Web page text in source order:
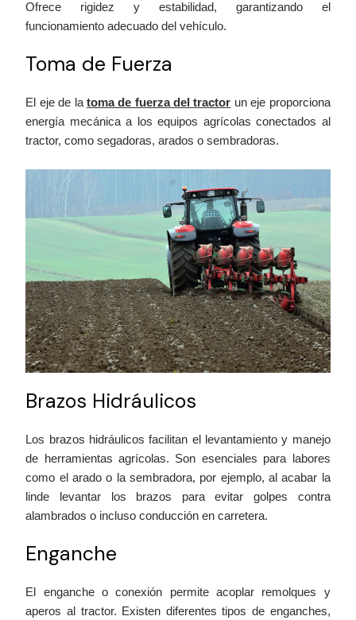
Ofrece rigidez y estabilidad, garantizando el
funcionamiento adecuado del vehículo.
Toma de Fuerza
El eje de latoma de fuerza del tractor un eje proporciona
energía mecánica a los equipos agrícolas conectados al
tractor, como segadoras, arados o sembradoras.
Brazos Hidráulicos
Los brazos hidráulicos facilitan el levantamiento y manejo
de herramientas agrícolas. Son esenciales para labores
como el arado o la sembradora, por ejemplo, al acabar la
linde levantar los brazos para evitar golpes contra
alambrados o incluso conducción en carretera.
Enganche
El enganche o conexión permite acoplar remolques y
aperos al tractor. Existen diferentes tipos de enganches,